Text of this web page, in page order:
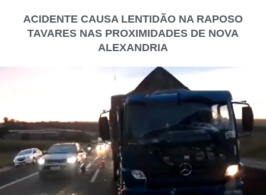
ACIDENTE CAUSA LENTIDÃO NA RAPOSO
TAVARES NAS PROXIMIDADES DE NOVA
ALEXANDRIA